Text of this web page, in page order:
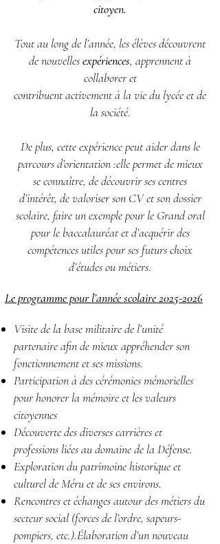
citoyen.
Tout au long de l’année, les élèves découvrent
de nouvellesexpériences, apprennent à
collaborer et
contribuent activement à la vie du lycée et de
la société.
De plus, cette expérience peut aider dans le
parcours d’orientation :elle permet de mieux
se connaître, de découvrir ses centres
d’intérêt, de valoriser son CV et son dossier
scolaire, faire un exemple pour le Grand oral
pour le baccalauréat et d’acquérir des
compétences utiles pour ses futurs choix
d’études ou métiers.
Le programme pour l’année scolaire2025-2026
Visite de la base militaire de l’unité
partenaire afin de mieux appréhender son
fonctionnement et ses missions.
Participation à des cérémonies mémorielles
pour honorer la mémoire et les valeurs
citoyennes
Découverte des diverses carrières et
professions liées au domaine de la Défense.
Exploration du patrimoine historique et
culturel de Méru et de ses environs.
Rencontres et échanges autour des métiers du
secteur social (forces de l’ordre, sapeurs-
pompiers, etc.).Élaboration d’un nouveau